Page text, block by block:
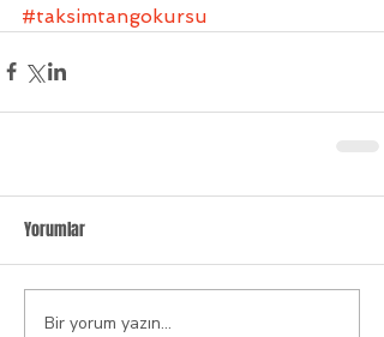
#taksimtangokursu
Yorumlar
Bir yorum yazın...